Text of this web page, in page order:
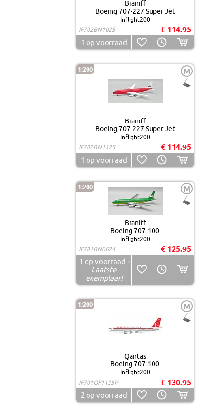
Braniff
Boeing 707-227 Super Jet
Inflight200
IF702BN1025
€ 114.95
1 op voorraad
1:200 M
Braniff
Boeing 707-227 Super Jet
Inflight200
IF702BN1125
€ 114.95
1 op voorraad
1:200 M
Braniff
Boeing 707-100
Inflight200
IF701BN0624
€ 125.95
1 op voorraad -
Laatste
exemplaar!
1:200 M
Qantas
Boeing 707-100
Inflight200
IF701QF1125P
€ 130.95
2 op voorraad